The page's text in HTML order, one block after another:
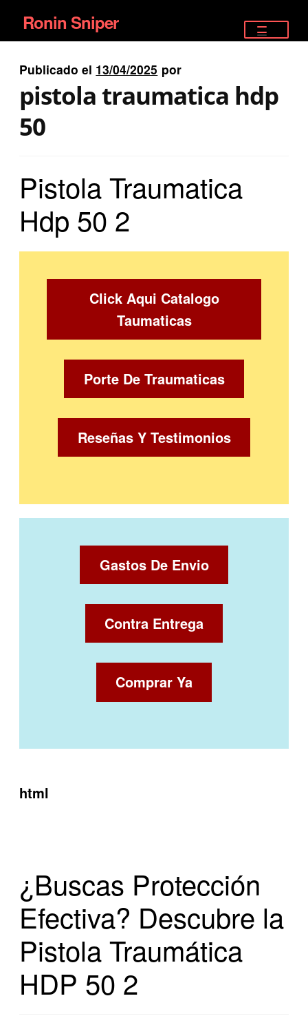
Ir
a
la
navegación
Ir
al
contenido
Ronin Sniper
EQUIPAMIENTO ÉLITE
SATELITALES
Publicado el 13/04/2025 por
pistola traumatica hdp
50
Pistola Traumatica
Hdp 50 2
Click Aqui Catalogo
Taumaticas
Porte De Traumaticas
Reseñas Y Testimonios
Gastos De Envio
Contra Entrega
Comprar Ya
html
¿Buscas Protección
Efectiva? Descubre la
Pistola Traumática
HDP 50 2